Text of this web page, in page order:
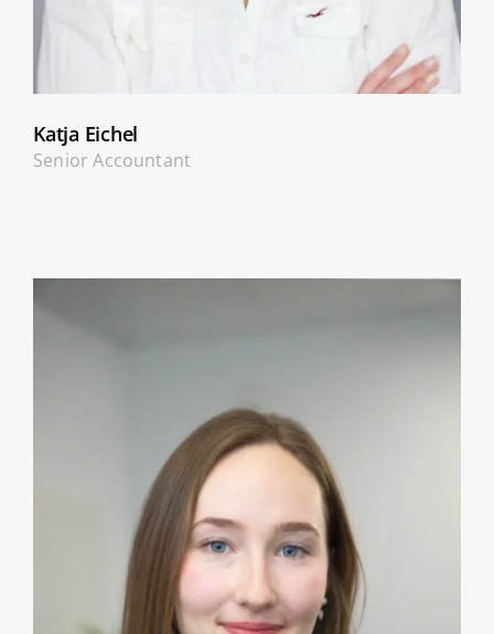
Katja Eichel
Senior Accountant